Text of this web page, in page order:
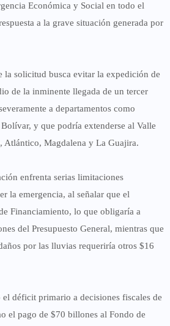
Económica y Social en todo el
a la grave situación generada por
la solicitud busca evitar la expedición de
de la inminente llegada de un tercer
a departamentos como
y que podría extenderse al Valle
Atlántico, Magdalena y La Guajira.
enfrenta serias limitaciones
la emergencia, al señalar que el
Financiamiento, lo que obligaría a
del Presupuesto General, mientras que
por las lluvias requeriría otros $16
déficit primario a decisiones fiscales de
el pago de $70 billones al Fondo de